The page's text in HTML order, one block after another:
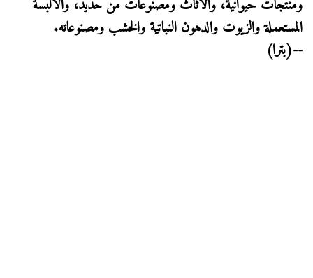
ومنتجات حيوانية، والأثاث ومصنوعات من حديد، والألبسة
المستعملة والزيوت والدهون النباتية والخشب ومصنوعاته.
--(بترا)